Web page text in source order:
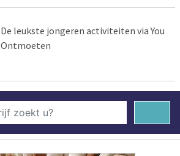
De leukste jongeren activiteiten via You
Ontmoeten